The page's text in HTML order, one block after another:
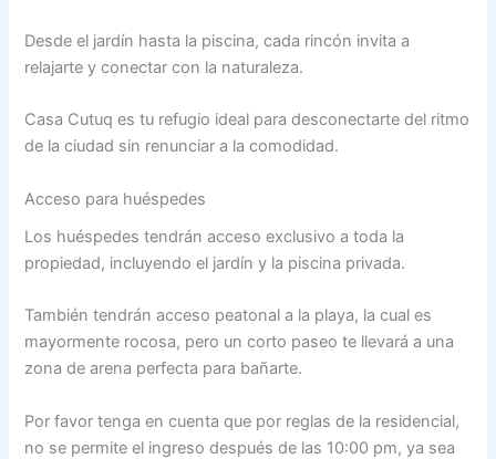
Desde el jardín hasta la piscina, cada rincón invita a
relajarte y conectar con la naturaleza.
Casa Cutuq es tu refugio ideal para desconectarte del ritmo
de la ciudad sin renunciar a la comodidad.
Acceso para huéspedes
Los huéspedes tendrán acceso exclusivo a toda la
propiedad, incluyendo el jardín y la piscina privada.
También tendrán acceso peatonal a la playa, la cual es
mayormente rocosa, pero un corto paseo te llevará a una
zona de arena perfecta para bañarte.
Por favor tenga en cuenta que por reglas de la residencial,
no se permite el ingreso después de las 10:00 pm, ya sea